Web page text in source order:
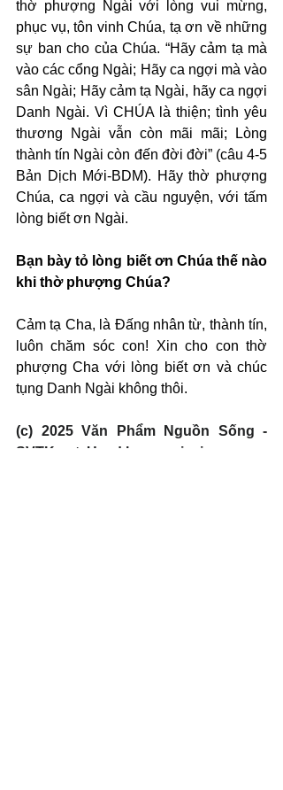
thờ phượng Ngài với lòng vui mừng,
phục vụ, tôn vinh Chúa, tạ ơn về những
sự ban cho của Chúa. “Hãy cảm tạ mà
vào các cổng Ngài; Hãy ca ngợi mà vào
sân Ngài; Hãy cảm tạ Ngài, hãy ca ngợi
Danh Ngài. Vì CHÚA là thiện; tình yêu
thương Ngài vẫn còn mãi mãi; Lòng
thành tín Ngài còn đến đời đời” (câu 4-5
Bản Dịch Mới-BDM). Hãy thờ phượng
Chúa, ca ngợi và cầu nguyện, với tấm
lòng biết ơn Ngài.
Bạn bày tỏ lòng biết ơn Chúa thế nào
khi thờ phượng Chúa?
Cảm tạ Cha, là Đấng nhân từ, thành tín,
luôn chăm sóc con! Xin cho con thờ
phượng Cha với lòng biết ơn và chúc
tụng Danh Ngài không thôi.
(c) 2025 Văn Phẩm Nguồn Sống -
SVTK.net. Used by permission.